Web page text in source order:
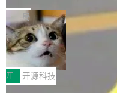
化系统等关键方向的系统性
聚焦多语言对话语音模型面
共吸引来自全球工业界与学
5 的架构基础构建，参数规
激活参数95B，支持100万上
程、办公、科研以及长周期
面提升。它不仅能应对更具
更可靠地端到端完成复杂任
成果。 全球开发者都可通过
态生成模型，能生成带原生
没有发布会，没有预告，直
权重已经上传至 Hugging
频生成模型还在追 Runway
天 MiniMax H3 从架构到许
个模型，三个模块，两个开
局
DeepSeek-V4-Flash正式
算互联网
近日，DeepSeek-V4-
开测试。国家超算互联网正
4-Flash 正式版（
开 开源科技